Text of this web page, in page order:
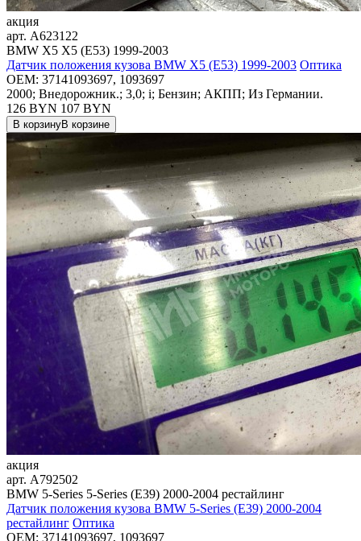
акция
арт. A623122
BMW X5 X5 (E53) 1999-2003
Датчик положения кузова BMW X5 (E53) 1999-2003 Оптика
OEM: 37141093697, 1093697
2000; Внедорожник.; 3,0; i; Бензин; АКПП; Из Германии.
126 BYN 107 BYN
В корзинуВ корзине
акция
арт. A792502
BMW 5-Series 5-Series (E39) 2000-2004 рестайлинг
Датчик положения кузова BMW 5-Series (E39) 2000-2004
рестайлинг Оптика
OEM: 37141093697, 1093697